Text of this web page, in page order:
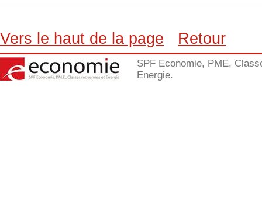
Vers le haut de la page Retour
SPF Economie, PME,
Energie.